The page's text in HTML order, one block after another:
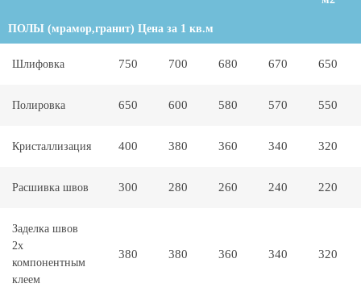
ПОЛЫ (мрамор,гранит) Цена за 1 кв.м
Шлифовка 750 700 680 670 650
Полировка 650 600 580 570 550
Кристаллизация 400 380 360 340 320
Расшивка швов 300 280 260 240 220
Заделка швов
2х
компонентным
клеем
380 380 360 340 320